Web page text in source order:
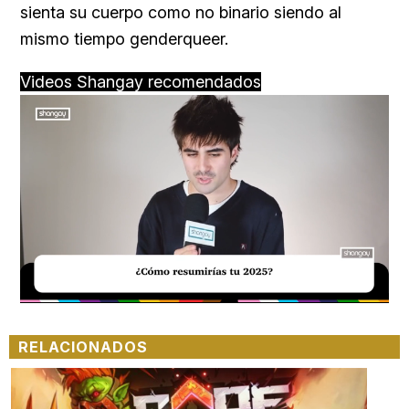
sienta su cuerpo como no binario siendo al
mismo tiempo genderqueer.
Videos Shangay recomendados
Unmute Loaded:
29.51%
RELACIONADOS